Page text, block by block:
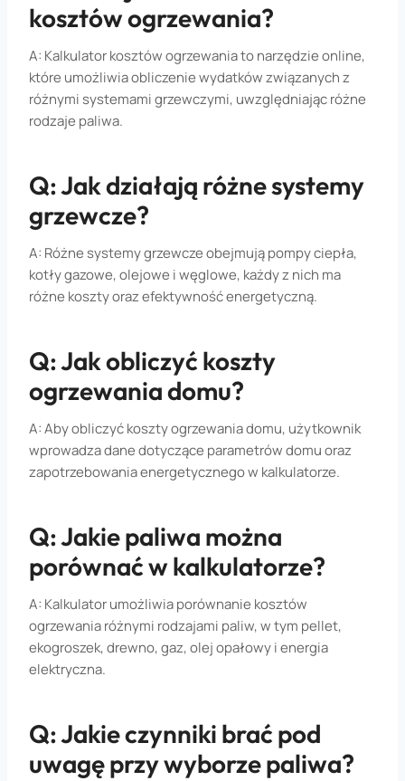
kosztów ogrzewania?
A: Kalkulator kosztów ogrzewania to narzędzie online,
które umożliwia obliczenie wydatków związanych z
różnymi systemami grzewczymi, uwzględniając różne
rodzaje paliwa.
Q: Jak działają różne systemy
grzewcze?
A: Różne systemy grzewcze obejmują pompy ciepła,
kotły gazowe, olejowe i węglowe, każdy z nich ma
różne koszty oraz efektywność energetyczną.
Q: Jak obliczyć koszty
ogrzewania domu?
A: Aby obliczyć koszty ogrzewania domu, użytkownik
wprowadza dane dotyczące parametrów domu oraz
zapotrzebowania energetycznego w kalkulatorze.
Q: Jakie paliwa można
porównać w kalkulatorze?
A: Kalkulator umożliwia porównanie kosztów
ogrzewania różnymi rodzajami paliw, w tym pellet,
ekogroszek, drewno, gaz, olej opałowy i energia
elektryczna.
Q: Jakie czynniki brać pod
uwagę przy wyborze paliwa?